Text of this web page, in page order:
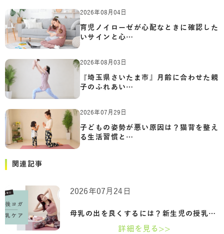
2026年08月04日
育児ノイローゼが心配なときに確認した
いサインと心…
2026年08月03日
『埼玉県さいたま市』月齢に合わせた親
子のふれあい…
2026年07月29日
子どもの姿勢が悪い原因は？猫背を整え
る生活習慣と…
関連記事
母乳の出を良くするには？新生児の授乳回…
2026年07月24日
詳細を見る>>